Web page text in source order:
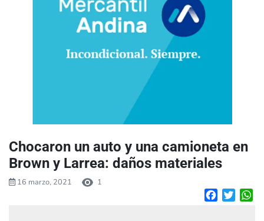
Chocaron un auto y una camioneta en
Brown y Larrea: daños materiales
16 marzo, 2021 1
Facebook